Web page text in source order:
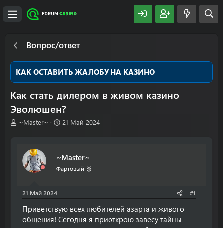
Вопрос/ответ
КАК ОСТАВИТЬ ЖАЛОБУ НА КАЗИНО
Как стать дилером в живом казино
Эволюшен?
А
ы
~Master~
Д
н
а
21 Май 2024
~Master~
Фартовый 🥈
21 Май 2024 #1
Приветствую всех любителей азарта и живого
общения! Сегодня я приоткрою завесу тайны